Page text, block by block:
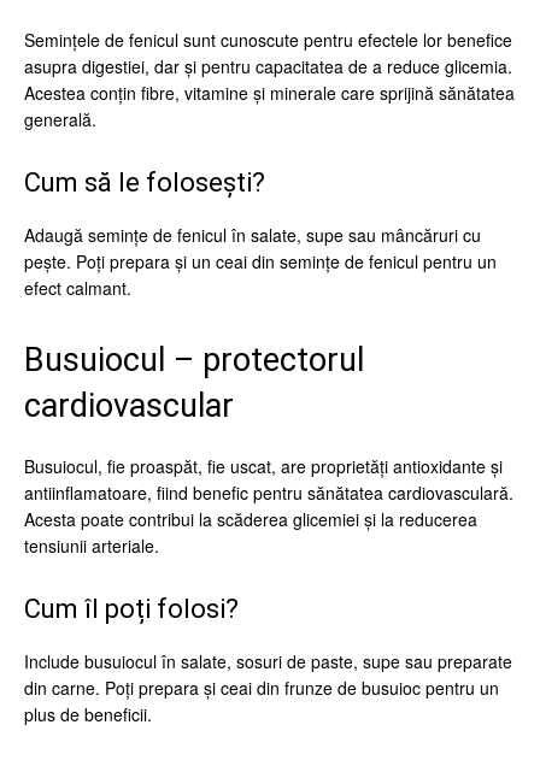
Semințele de fenicul sunt cunoscute pentru efectele lor benefice
asupra digestiei, dar și pentru capacitatea de a reduce glicemia.
Acestea conțin fibre, vitamine și minerale care sprijină sănătatea
generală.
Cum să le folosești?
Adaugă semințe de fenicul în salate, supe sau mâncăruri cu
pește. Poți prepara și un ceai din semințe de fenicul pentru un
efect calmant.
Busuiocul – protectorul
cardiovascular
Busuiocul, fie proaspăt, fie uscat, are proprietăți antioxidante și
antiinflamatoare, fiind benefic pentru sănătatea cardiovasculară.
Acesta poate contribui la scăderea glicemiei și la reducerea
tensiunii arteriale.
Cum îl poți folosi?
Include busuiocul în salate, sosuri de paste, supe sau preparate
din carne. Poți prepara și ceai din frunze de busuioc pentru un
plus de beneficii.